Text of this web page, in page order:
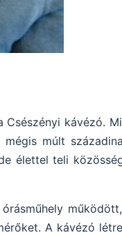
kávézó.
múlt
élettel teli
A kávézó